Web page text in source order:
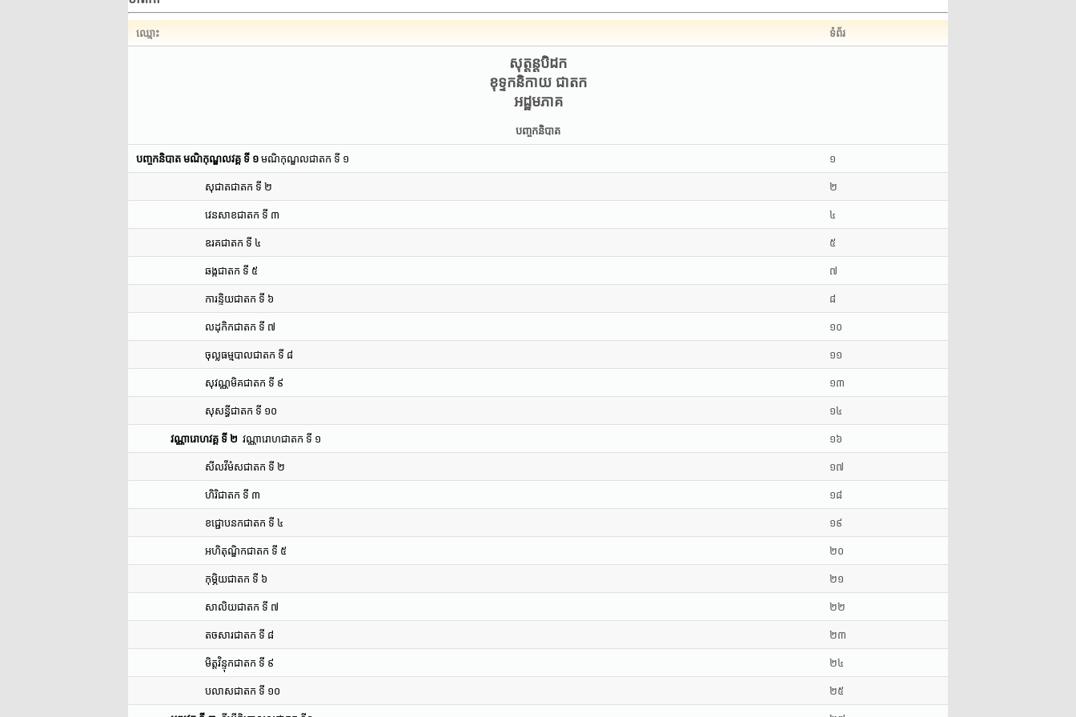
ឈ្មោះ ទំព័រ
សុត្តន្តបិដក
ខុទ្ទកនិកាយ ជាតក
អដ្ឋមភាគ
បញ្ចកនិបាត
បញ្ចកនិបាត មណិកុណ្ឌលវគ្គ ទី ១ មណិកុណ្ឌលជាតក ទី ១ ១
សុជាតជាតក ទី ២ ២
វេនសាខជាតក ទី ៣ ៤
ឧរគជាតក ទី ៤ ៥
ឆង្កជាតក ទី ៥ ៧
ការន្ទិយជាតក ទី ៦ ៨
លដុកិកជាតក ទី ៧ ១០
ចុល្លធម្មបាលជាតក ទី ៨ ១១
សុវណ្ណមិគជាតក ទី ៩ ១៣
សុសន្ធីជាតក ទី ១០ ១៤
វណ្ណារោហវគ្គ ទី ២ វណ្ណារោហជាតក ទី ១ ១៦
សីលវីមំសជាតក ទី ២ ១៧
ហិរិជាតក ទី ៣ ១៨
ខជ្ជោបនកជាតក ទី ៤ ១៩
អហិតុណ្ឌិកជាតក ទី ៥ ២០
កុម្ភិយជាតក ទី ៦ ២១
សាលិយជាតក ទី ៧ ២២
តចសារជាតក ទី ៨ ២៣
មិត្តវិន្ទុកជាតក ទី ៩ ២៤
បលាសជាតក ទី ១០ ២៥